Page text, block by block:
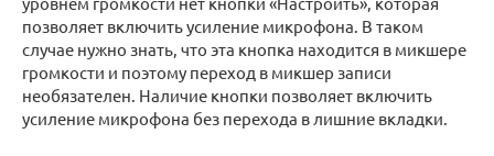
позволяет включить усиление микрофона. В таком
случае нужно знать, что эта кнопка находится в микшере
громкости и поэтому переход в микшер записи
необязателен. Наличие кнопки позволяет включить
усиление микрофона без перехода в лишние вкладки.